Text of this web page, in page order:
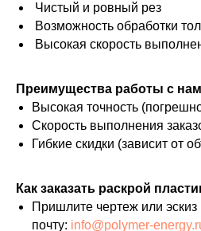
Чистый и ровный рез
Возможность обработки
Высокая скорость
Преимущества работы с
Высокая точность
Скорость выполнения
Гибкие скидки (зависит от
Как заказать раскрой
Пришлите чертеж или
почту: info@polymer-